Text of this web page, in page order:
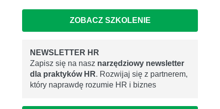
ZOBACZ SZKOLENIE
NEWSLETTER HR
Zapisz się na nasz narzędziowy newsletter
dla praktyków HR. Rozwijaj się z partnerem,
który naprawdę rozumie HR i biznes